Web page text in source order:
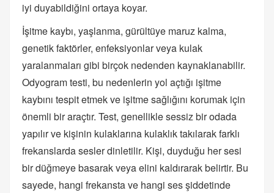
iyi duyabildiğini ortaya koyar.
İşitme kaybı, yaşlanma, gürültüye maruz kalma,
genetik faktörler, enfeksiyonlar veya kulak
yaralanmaları gibi birçok nedenden kaynaklanabilir.
Odyogram testi, bu nedenlerin yol açtığı işitme
kaybını tespit etmek ve işitme sağlığını korumak için
önemli bir araçtır. Test, genellikle sessiz bir odada
yapılır ve kişinin kulaklarına kulaklık takılarak farklı
frekanslarda sesler dinletilir. Kişi, duyduğu her sesi
bir düğmeye basarak veya elini kaldırarak belirtir. Bu
sayede, hangi frekansta ve hangi ses şiddetinde